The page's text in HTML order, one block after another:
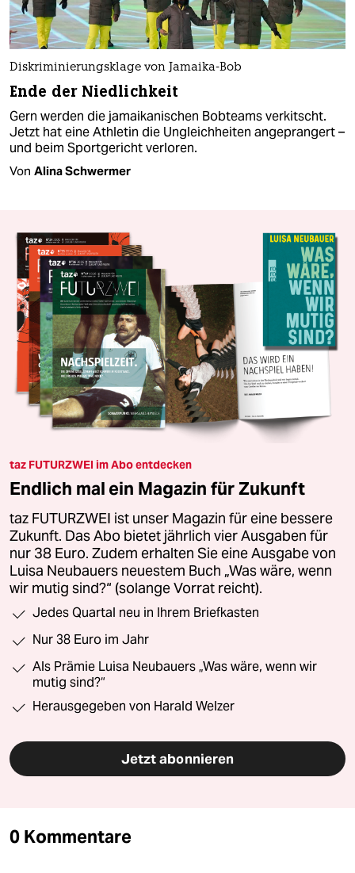
Diskriminierungsklage von Jamaika-Bob
Ende der Niedlichkeit
Gern werden die jamaikanischen Bobteams verkitscht.
Jetzt hat eine Athletin die Ungleichheiten angeprangert –
und beim Sportgericht verloren.
Von Alina Schwermer
taz FUTURZWEI im Abo entdecken
Endlich mal ein Magazin für Zukunft
taz FUTURZWEI ist unser Magazin für eine bessere
Zukunft. Das Abo bietet jährlich vier Ausgaben für
nur 38 Euro. Zudem erhalten Sie eine Ausgabe von
Luisa Neubauers neuestem Buch „Was wäre, wenn
wir mutig sind?“ (solange Vorrat reicht).
Jedes Quartal neu in Ihrem Briefkasten
Nur 38 Euro im Jahr
Als Prämie Luisa Neubauers „Was wäre, wenn wir
mutig sind?“
Herausgegeben von Harald Welzer
Jetzt abonnieren
0 Kommentare